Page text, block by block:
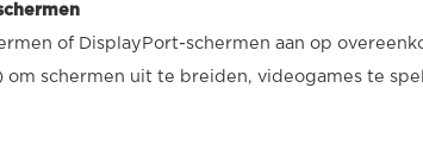
of DisplayPort-schermen aan op
om schermen uit te breiden, videogames te